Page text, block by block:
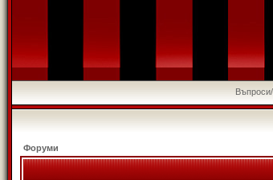
Форуми